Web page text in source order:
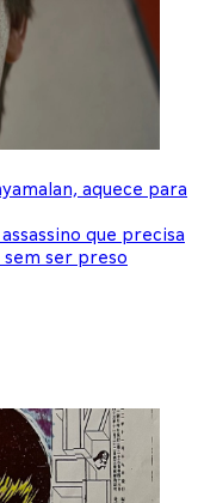
aquece para
que precisa
ser preso